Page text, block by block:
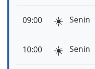
09:00 ☀️ Senin
10:00 ☀️ Senin